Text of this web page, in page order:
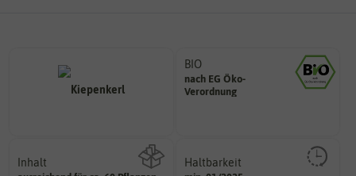
BIO
nach EG Öko-
Verordnung
den Richtlinien der biologischen
Landwirtschaft arbeiten.
Inhalt Haltbarkeit
sollte.